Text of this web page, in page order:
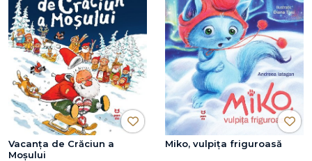
Vacanța de Crăciun a
Moșului
Miko, vulpița friguroasă